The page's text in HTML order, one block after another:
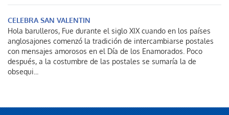
CELEBRA SAN VALENTIN
Hola barulleros, Fue durante el siglo XIX cuando en los países
anglosajones comenzó la tradición de intercambiarse postales
con mensajes amorosos en el Día de los Enamorados. Poco
después, a la costumbre de las postales se sumaría la de
obsequi...